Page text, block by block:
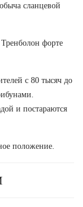
сланцевой
Тренболон форте
с 80 тысяч до
и постараются
положение.